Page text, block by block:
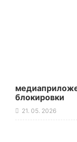
блокировки
21. 05. 2026